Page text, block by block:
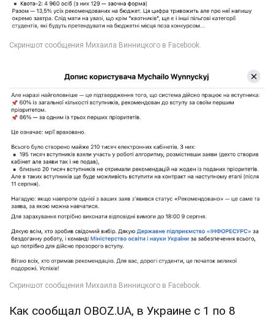
Как сообщал OBOZ.UA, в Украине с 1 по 8